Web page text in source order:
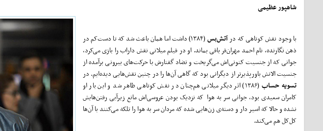
شاهپور عظیمی
با وجود نقش کوتاهی که درآتش‌بس
(۱۳۸۴) داشت اما همان باعث شد که تا دست‌کم در
ذهن نگارنده، ‌نام احمد مهران‌فر باقی بماند. او در فیلم میلانی نقش داراب را بازی می‌کرد،
جوانی که از جنسیت کنونی‌اش می‌گریخت و تضاد گفتارش با حرکت‌های بیرونی برآمده از
جنسیت الانش باور‌پذیر‌تر از دیگرانی بود که گاهی آن‌ها را در چنین نقش‌هایی دیده‌ایم. در
تسویه حساب
(۱۳۸۶) اثر دیگر میلانی هم‌چنان در نقش کوتاهی ظاهر شد و این بار او
کامران سعیدی بود، جوانی سر به هوا که نزدیک بودن عروسی‌اش مانع زیرآبی رفتن‌هایش
نشده و حالا که اسیر دار و دسته‌ی زن‌هایی شده که مردان سر به هوا را تلکه می‌‌کنند با آن‌ها
کل‌کل هم می‌کند.